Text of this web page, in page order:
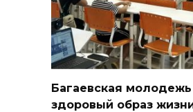
Багаевская
здоровый образ